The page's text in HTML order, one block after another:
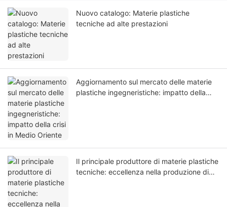
Nuovo catalogo: Materie plastiche
tecniche ad alte prestazioni
Aggiornamento sul mercato delle materie
plastiche ingegneristiche: impatto della
Il principale produttore di materie plastiche
tecniche: eccellenza nella produzione di